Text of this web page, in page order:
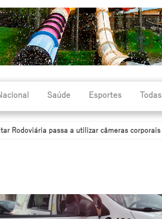
Saúde Esportes Todas
passa a utilizar câmeras corporais durante o